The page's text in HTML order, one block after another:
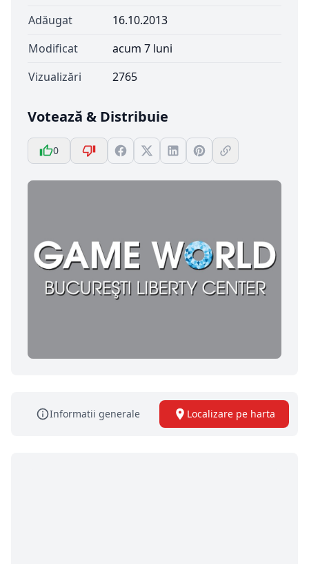
Adăugat
16.10.2013
Modificat
acum 7 luni
Vizualizări
2765
Votează & Distribuie
0
Informatii generale Localizare pe harta